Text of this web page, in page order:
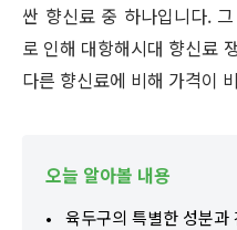
싼 향신료 중 하나입니다.
로 인해 대항해시대 향신료
다른 향신료에 비해 가격이
오늘 알아볼 내용
육두구의 특별한 성분과